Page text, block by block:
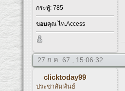
กระทู้: 785
ขอบคุณ ไท.Access
27 ก.ค. 67 , 15:06:32
clicktoday99
ประชาสัมพันธ์